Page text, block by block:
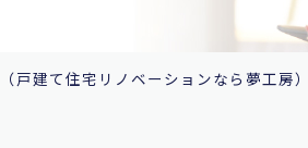
（戸建て住宅リノベーションなら夢工房）